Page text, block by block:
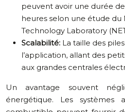
peuvent avoir une durée
heures selon une étude du
Technology Laboratory
Scalabilité: La taille des
l’application, allant des
aux grandes centrales
Un avantage souvent
énergétique. Les systèmes